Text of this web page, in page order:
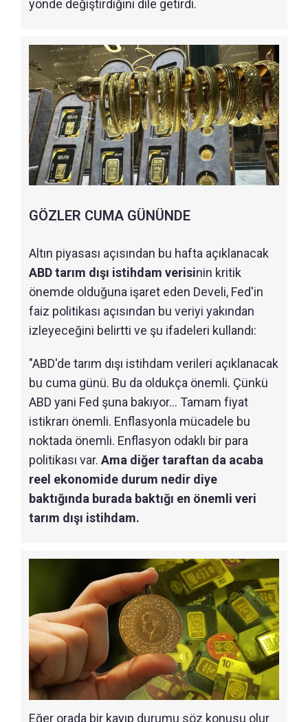
yönde değiştirdiğini dile getirdi.
GÖZLER CUMA GÜNÜNDE
Altın piyasası açısından bu hafta açıklanacak
ABD tarım dışı istihdam verisinin kritik
önemde olduğuna işaret eden Develi, Fed'in
faiz politikası açısından bu veriyi yakından
izleyeceğini belirtti ve şu ifadeleri kullandı:
"ABD'de tarım dışı istihdam verileri açıklanacak
bu cuma günü. Bu da oldukça önemli. Çünkü
ABD yani Fed şuna bakıyor... Tamam fiyat
istikrarı önemli. Enflasyonla mücadele bu
noktada önemli. Enflasyon odaklı bir para
politikası var. Ama diğer taraftan da acaba
reel ekonomide durum nedir diye
baktığında burada baktığı en önemli veri
tarım dışı istihdam.
Eğer orada bir kayıp durumu söz konusu olur